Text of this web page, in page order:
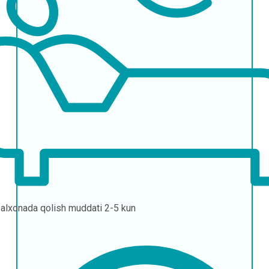
qolish muddati 2-5 kun